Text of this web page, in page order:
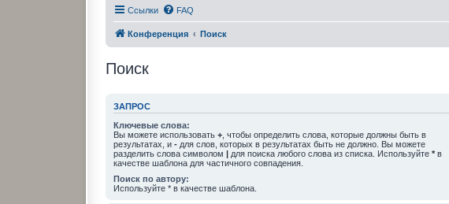
Ссылки FAQ
Конференция Поиск
Поиск
ЗАПРОС
Ключевые слова:
Вы можете использовать+ , чтобы определить слова, которые должны быть в
результатах, и- для слов, которых в результатах быть не должно. Вы можете
разделить слова символом| для поиска любого слова из списка. Используйте* в
качестве шаблона для частичного совпадения.
Поиск по автору:
Используйте * в качестве шаблона.